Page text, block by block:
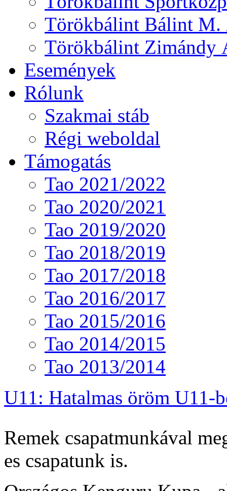
Törökbálint Bálint
Törökbálint Zimándy
Események
Rólunk
Szakmai stáb
Régi weboldal
Támogatás
Tao 2021/2022
Tao 2020/2021
Tao 2019/2020
Tao 2018/2019
Tao 2017/2018
Tao 2016/2017
Tao 2015/2016
Tao 2014/2015
Tao 2013/2014
U11: Hatalmas öröm U11-
Remek csapatmunkával
es csapatunk is.